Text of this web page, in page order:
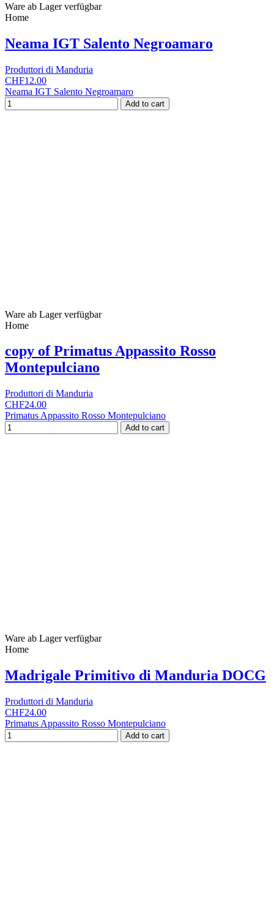
Ware ab Lager verfügbar
Home
Neama IGT Salento Negroamaro
Produttori di Manduria
CHF12.00
Neama IGT Salento Negroamaro
Add to cart
Ware ab Lager verfügbar
Home
copy of Primatus Appassito Rosso
Montepulciano
Produttori di Manduria
CHF24.00
Primatus Appassito Rosso Montepulciano
Add to cart
Ware ab Lager verfügbar
Home
Madrigale Primitivo di Manduria DOCG
Produttori di Manduria
CHF24.00
Primatus Appassito Rosso Montepulciano
Add to cart